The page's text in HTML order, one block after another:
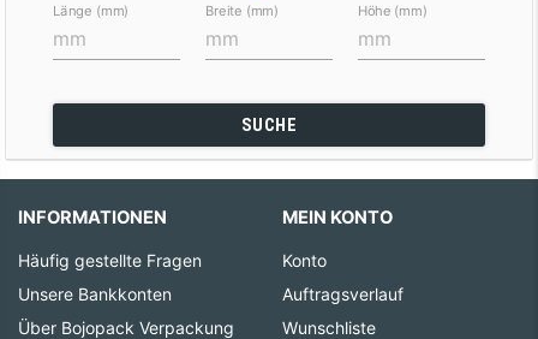
Länge (mm) Breite (mm) Höhe (mm)
SUCHE
INFORMATIONEN
Häufig gestellte Fragen
Unsere Bankkonten
Über Bojopack Verpackung
MEIN KONTO
Konto
Auftragsverlauf
Wunschliste